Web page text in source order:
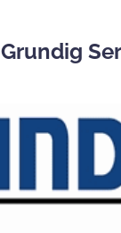
Grundig